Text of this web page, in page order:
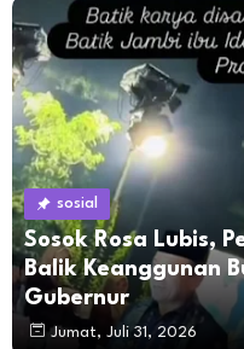
sosial
Sosok Rosa Lubis,
Balik Keanggunan
Gubernur
Jumat, Juli 31, 2026